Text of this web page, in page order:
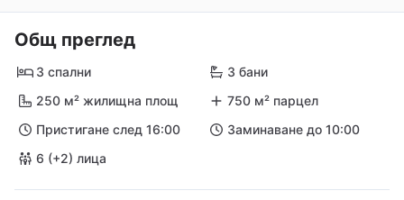
Общ преглед
3 спални
3 бани
250 м² жилищна площ
750 м² парцел
Пристигане след 16:00
Заминаване до 10:00
6 (+2) лица